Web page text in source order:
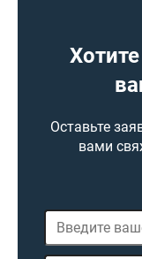
Оставьте
вами